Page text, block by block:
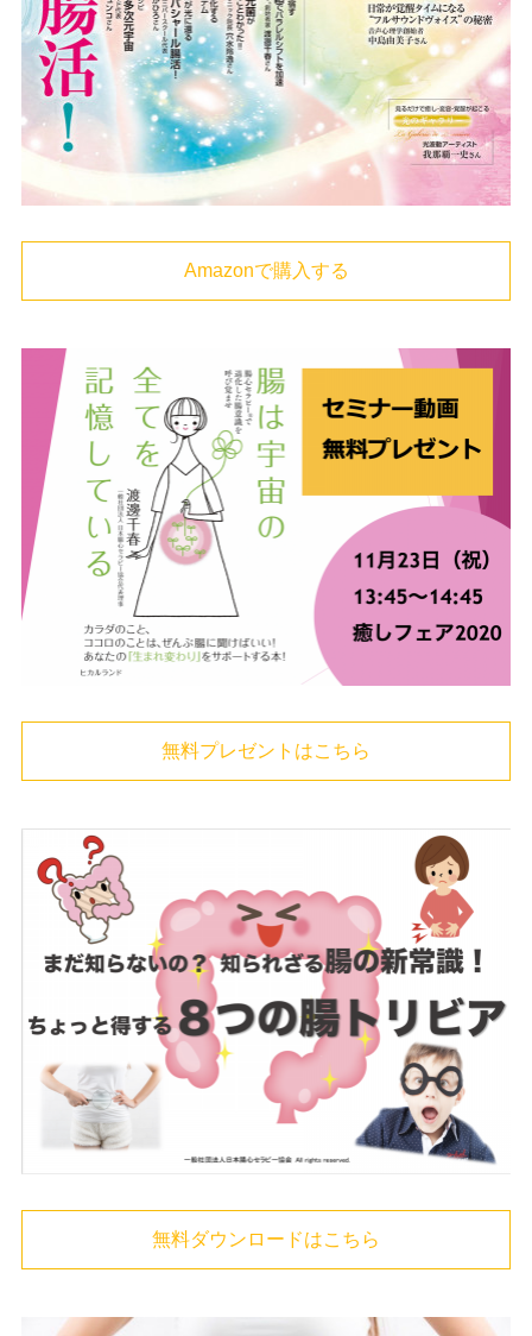
Amazonで購入する
無料プレゼントはこちら
無料ダウンロードはこちら